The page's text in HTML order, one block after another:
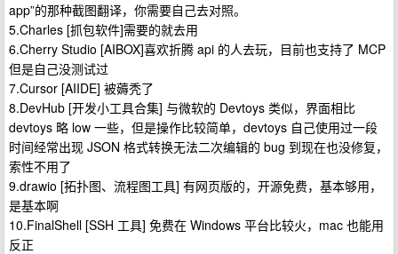
app”的那种截图翻译，你需要自己去对照。
5.Charles [抓包软件]需要的就去用
6.Cherry Studio [AIBOX]喜欢折腾 api 的人去玩，目前也支持了 MCP
但是自己没测试过
7.Cursor [AIIDE] 被薅秃了
8.DevHub [开发小工具合集] 与微软的 Devtoys 类似，界面相比
devtoys 略 low 一些，但是操作比较简单，devtoys 自己使用过一段
时间经常出现 JSON 格式转换无法二次编辑的 bug 到现在也没修复，
索性不用了
9.drawio [拓扑图、流程图工具] 有网页版的，开源免费，基本够用，
是基本啊
10.FinalShell [SSH 工具] 免费在 Windows 平台比较火，mac 也能用
反正